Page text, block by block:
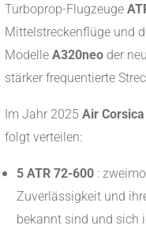
Turboprop-Flugzeuge
Mittelstreckenflüge und
Modelle A320neo der
stärker frequentierte
Im Jahr 2025 Air Corsica
folgt verteilen:
5 ATR 72-600 :
Zuverlässigkeit und
bekannt sind und sich